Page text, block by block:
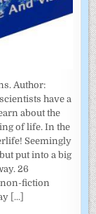
Author:
have a
about the
of life. In the
Seemingly
put into a big
26
fiction
[...]